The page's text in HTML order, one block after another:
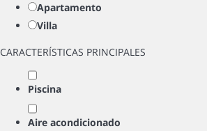
Apartamento
Villa
CARACTERÍSTICAS PRINCIPALES
Piscina
Aire acondicionado